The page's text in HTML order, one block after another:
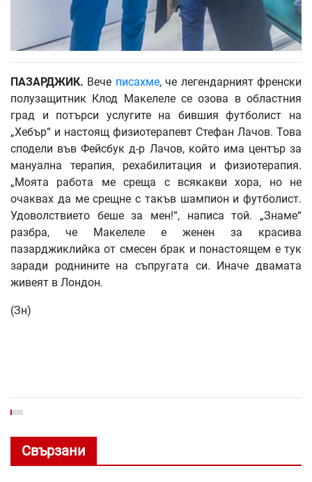
ПАЗАРДЖИК. Вече писахме, че легендарният френски
полузащитник Клод Макелеле се озова в областния
град и потърси услугите на бившия футболист на
„Хебър“ и настоящ физиотерапевт Стефан Лачов. Това
сподели във Фейсбук д-р Лачов, който има център за
мануална терапия, рехабилитация и физиотерапия.
„Моята работа ме среща с всякакви хора, но не
очаквах да ме срещне с такъв шампион и футболист.
Удоволствието беше за мен!“, написа той. „Знаме“
разбра, че Макелеле е женен за красива
пазарджиклийка от смесен брак и понастоящем е тук
заради роднините на съпругата си. Иначе двамата
живеят в Лондон.
(Зн)
Свързани